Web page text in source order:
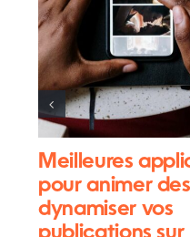
Meilleures
pour animer
dynamiser vos